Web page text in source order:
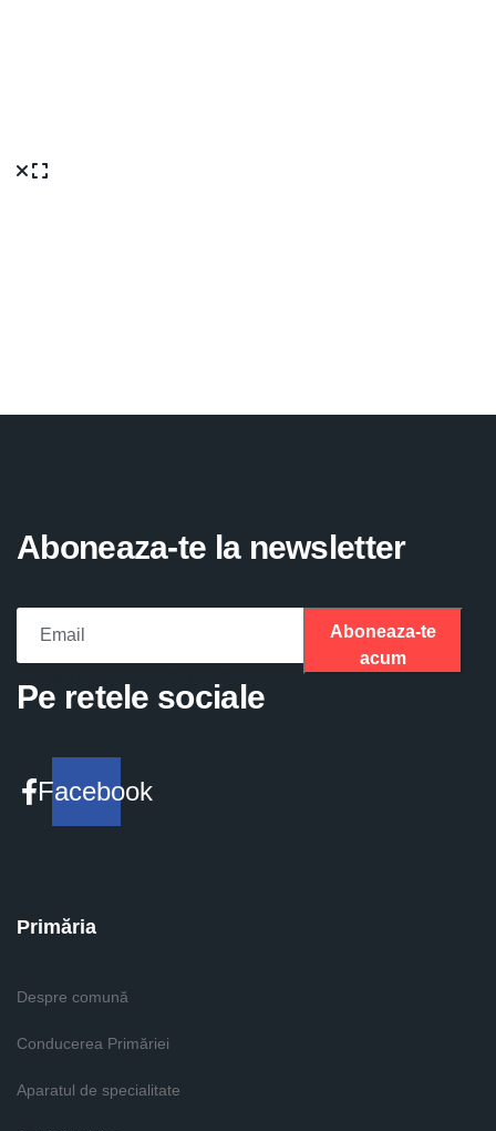
Aboneaza-te la newsletter
Aboneaza-te
acum
Pe retele sociale
Facebook
Primăria
Despre comună
Conducerea Primăriei
Aparatul de specialitate